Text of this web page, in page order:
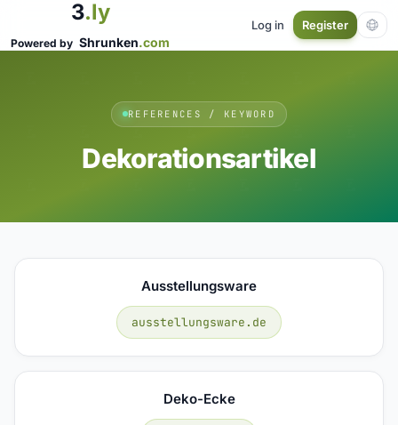
3.ly
Powered by Shrunken.com
Log in Register
REFERENCES / KEYWORD
Dekorationsartikel
Ausstellungsware
ausstellungsware.de
Deko-Ecke